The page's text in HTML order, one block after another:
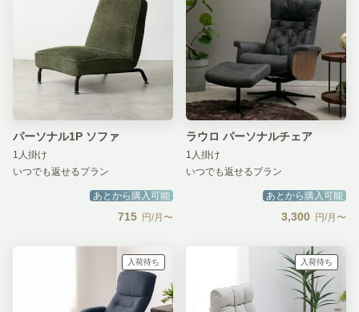
パーソナル1P ソファ
1人掛け
いつでも返せるプラン
あとから購入可能
715 円/月〜
ラウロ パーソナルチェア
1人掛け
いつでも返せるプラン
あとから購入可能
3,300 円/月〜
入荷待ち 入荷待ち